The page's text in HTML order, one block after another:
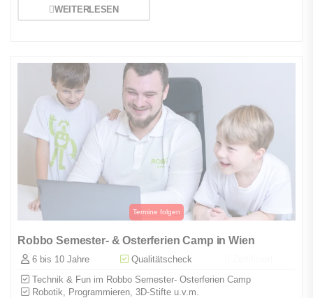
WEITERLESEN
Robbo Semester- & Osterferien Camp in Wien
6 bis 10 Jahre Qualitätscheck
Technik & Fun im Robbo Semester- Osterferien Camp
Robotik, Programmieren, 3D-Stifte u.v.m.